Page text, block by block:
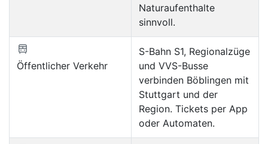
Naturaufenthalte
sinnvoll.
Öffentlicher Verkehr
S-Bahn S1, Regionalzüge
und VVS-Busse
verbinden Böblingen mit
Stuttgart und der
Region. Tickets per App
oder Automaten.